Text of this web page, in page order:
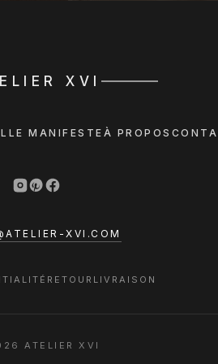
XVI
LE MANIFESTE À PROPOS
XVI.COM
RETOUR LIVRAISON
ATELIER XVI